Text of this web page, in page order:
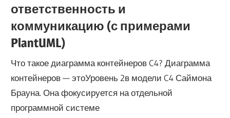
ответственность и
коммуникацию (с примерами
PlantUML)
Что такое диаграмма контейнеров C4? Диаграмма
контейнеров — этоУровень 2в модели C4 Саймона
Брауна. Она фокусируется на отдельной
программной системе